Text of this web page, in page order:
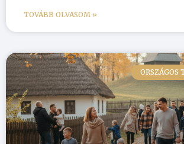
TOVÁBB OLVASOM »
ORSZÁGOS